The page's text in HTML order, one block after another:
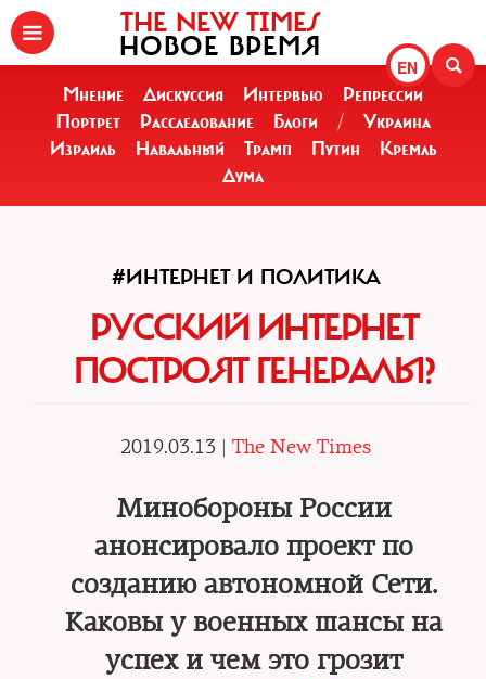
EN
THE NEW TIMES
НОВОЕ ВРЕМЯ
Мнение Дискуссия Интервью
Репрессии
Портрет
Расследование Блоги /
Украина
Израиль
Навальный Трамп Путин
Кремль
Дума
#ИНТЕРНЕТ И ПОЛИТИКА
РУССКИЙ ИНТЕРНЕТ
ПОСТРОЯТ ГЕНЕРАЛЫ?
2019.03.13 | The New Times
Минобороны России
анонсировало проект по
созданию автономной Сети.
Каковы у военных шансы на
успех и чем это грозит